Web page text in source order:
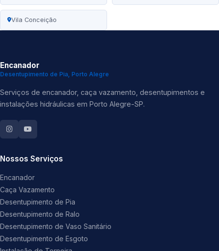
Vila Conceição
Encanador
Desentupimento de Pia, Porto Alegre
Serviços de encanador, caça vazamento, desentupimentos e
instalações hidráulicas em Porto Alegre-SP.
Nossos Serviços
Encanador
Caça Vazamento
Desentupimento de Pia
Desentupimento de Ralo
Desentupimento de Vaso Sanitário
Desentupimento de Esgoto